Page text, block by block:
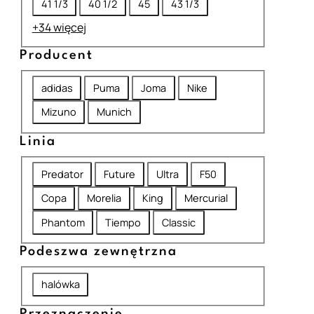
m
a
41 1/3
40 1/2 45 43 1/3
+34 więcej
Producent
r
o
d
e
n
t
adidas Puma Joma
Nike
Mizuno
Munich
Linia
i
n
i
a
Predator Future Ultra
F50
Copa
Morelia King
Mercurial
Phantom
Tiempo Classic
Podeszwa zewnętrzna
o
halówka